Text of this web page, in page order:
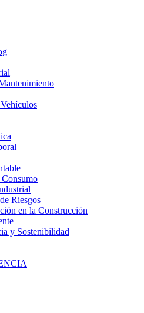
Riesgos
en la Construcción
y Sostenibilidad